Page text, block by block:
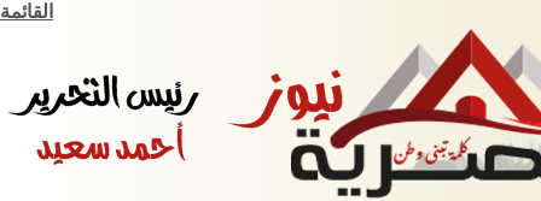
القائمة